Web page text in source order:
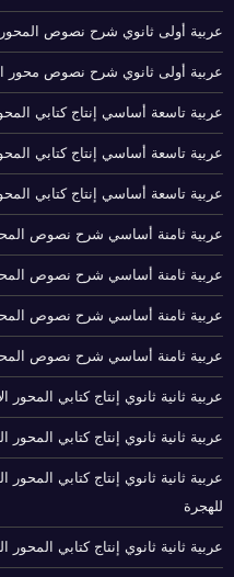
عربية أولى ثانوي شرح نصوص المحور
عربية أولى ثانوي شرح نصوص محور
عربية تاسعة أساسي إنتاج كتابي
عربية تاسعة أساسي إنتاج كتابي
عربية تاسعة أساسي إنتاج كتابي
عربية ثامنة أساسي شرح نصوص
عربية ثامنة أساسي شرح نصوص
عربية ثامنة أساسي شرح نصوص
عربية ثامنة أساسي شرح نصوص
عربية ثانية ثانوي إنتاج كتابي المحور
عربية ثانية ثانوي إنتاج كتابي المحور
عربية ثانية ثانوي إنتاج كتابي
للهجرة
عربية ثانية ثانوي إنتاج كتابي